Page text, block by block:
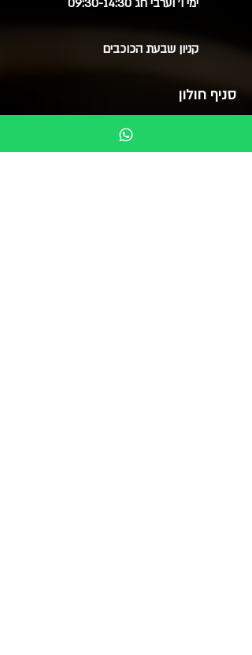
קניון שבעת הכוכבים
סניף חולון
ימים א', ב', ד', ה' 09:30-20:00